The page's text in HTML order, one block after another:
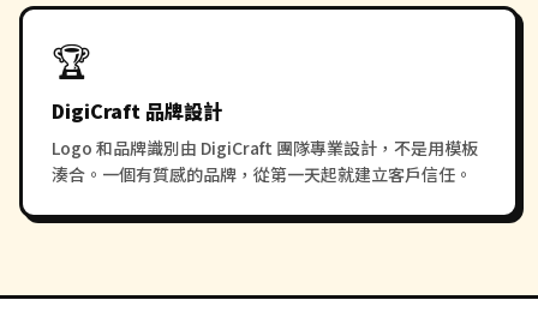
🏆
DigiCraft 品牌設計
Logo 和品牌識別由 DigiCraft 團隊專業設計，不是用模板
湊合。一個有質感的品牌，從第一天起就建立客戶信任。